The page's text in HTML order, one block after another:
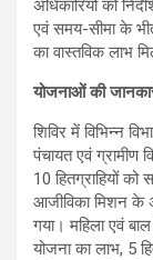
अधिकारियों को
एवं समय-सीमा के
का वास्तविक लाभ
योजनाओं की
शिविर में विभिन्न
पंचायत एवं ग्रामीण
10 हितग्राहियों को
आजीविका मिशन के
गया। महिला एवं बाल
योजना का लाभ, 5